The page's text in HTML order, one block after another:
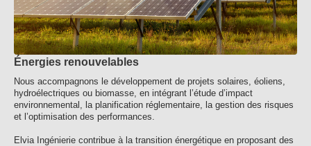
Énergies renouvelables
Nous accompagnons le développement de projets solaires, éoliens,
hydroélectriques ou biomasse, en intégrant l’étude d’impact
environnemental, la planification réglementaire, la gestion des risques
et l’optimisation des performances.
Elvia Ingénierie contribue à la transition énergétique en proposant des